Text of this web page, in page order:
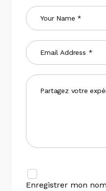
Enregistrer mon